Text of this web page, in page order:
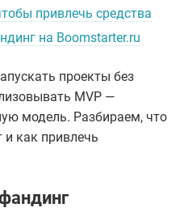
привлечь средства
на Boomstarter.ru
проекты без
MVP —
модель. Разбираем, что
и как привлечь